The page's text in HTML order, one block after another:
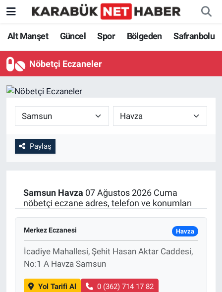
Alt Manşet Güncel Spor Bölgeden Safranbolu
Nöbetçi Eczaneler
Paylaş
Samsun Havza 07 Ağustos 2026 Cuma
nöbetçi eczane adres, telefon ve konumları
Merkez Eczanesi Havza
İcadiye Mahallesi, Şehit Hasan Aktar Caddesi,
No:1 A Havza Samsun
Yol Tarifi Al 0 (362) 714 17 82